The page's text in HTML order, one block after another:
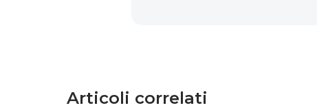
Articoli correlati